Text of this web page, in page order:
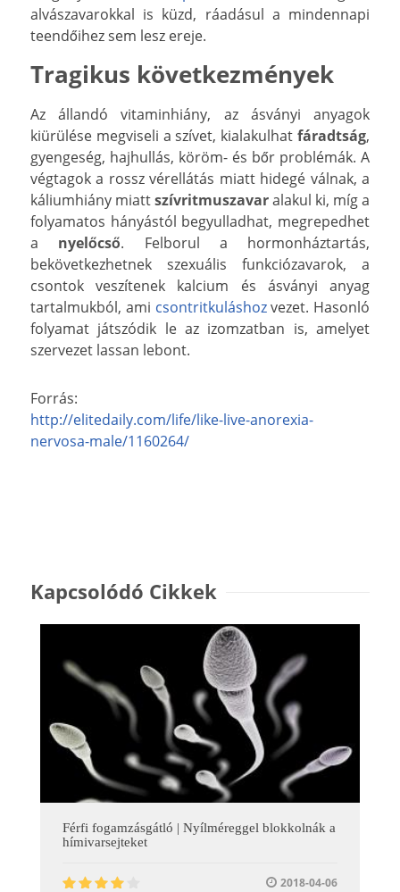
alvászavarokkal is küzd, ráadásul a mindennapi
teendőihez sem lesz ereje.
Tragikus következmények
Az állandó vitaminhiány, az ásványi anyagok
kiürülése megviseli a szívet, kialakulhat fáradtság,
gyengeség, hajhullás, köröm- és bőr problémák. A
végtagok a rossz vérellátás miatt hidegé válnak, a
káliumhiány miattszívritmuszavaralakul ki, míg a
folyamatos hányástól begyulladhat, megrepedhet
a nyelőcső. Felborul a hormonháztartás,
bekövetkezhetnek szexuális funkciózavarok, a
csontok veszítenek kalcium és ásványi anyag
tartalmukból, ami csontritkuláshozvezet. Hasonló
folyamat játszódik le az izomzatban is, amelyet
szervezet lassan lebont.
Forrás:
http://elitedaily.com/life/like-live-anorexia-
nervosa-male/1160264/
Kapcsolódó Cikkek
Férfi fogamzásgátló | Nyílméreggel blokkolnák a
hímivarsejteket
2018-04-06